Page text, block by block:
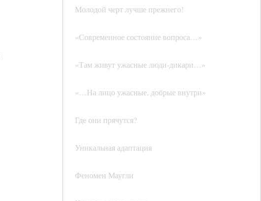
Молодой черт лучше прежнего!
«Современное состояние вопроса…»
«Там живут ужасные люди-дикари…»
«…На лицо ужасные, добрые внутри»
Где они прячутся?
Уникальная адаптация
Феномен Маугли